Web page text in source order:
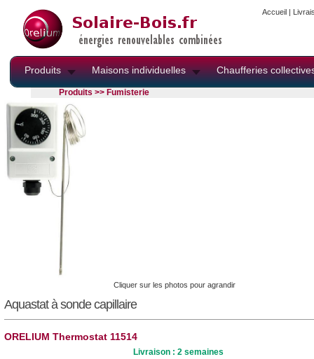
Accueil |
Produits Maisons individuelles Chaufferies
Produits >> Fumisterie
Cliquer sur les photos pour agrandir
Aquastat à sonde capillaire
ORELIUM Thermostat 11514
Livraison : 2 semaines